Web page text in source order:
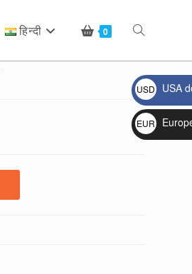
हिन्दी 0 Toggle
website
USD
$
USA
EUR
€